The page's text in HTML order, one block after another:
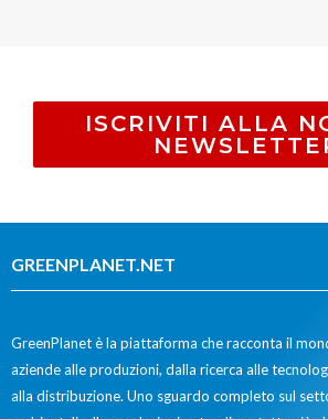
ISCRIVITI ALLA
GREENPLANET.NET
GreenPlanet è la piattaforma che racconta il
aziende alle produzioni, dalla ricerca alle
alla distribuzione. Uno sguardo completo sul